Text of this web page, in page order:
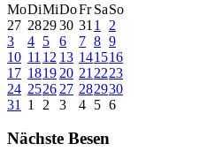
MoDiMiDoFr SaSo
27 282930 31 1
2
3
4 5 6 7 8 9
10 11 12 13 141516
17 1819 20 21 2223
24 2526 27 282930
31
1 2 3 4 5 6
Nächste Besen